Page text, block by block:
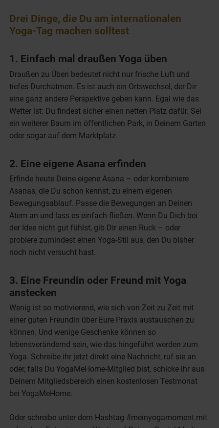
Drei Dinge, die Du am internationalen
Yoga-Tag machen solltest
1. Einfach mal draußen Yoga üben
Draußen zu Üben bedeutet nicht nur frische Luft und
tiefes Durchatmen. Es ist auch ein Ortswechsel, der Dir
eine ganz andere Perspektive geben kann. Egal wie das
Wetter ist: Du findest sicher einen netten Platz dafür. Sei
ein weiterer Baum im öffentlichen Park, in Deinem Garten
oder sogar auf dem Marktplatz.
2. Eine eigene Asana erfinden
Erfinde heute Deine eigene Asana – oder kombiniere
Asanas, die Du schon kennst, zu einem eigenen
Bewegungsablauf. Passe die Bewegungen an Deinen
Atem an und lass es einfach fließen. Wenn Du Dich bei
der Idee nicht gut fühlst, gib Dir einen Ruck – oder
probiere zumindest einen Yoga-Stil aus, den Du bisher
noch nicht versucht hast.
3. Eine Freundin oder Freund mit Yoga
anstecken
Wenig ist so motivierend, wie sich von Zeit zu Zeit mit
einer guten Freundin über Eure Praxis austauschen zu
können. Und wenige Geschenke können so
lebensverändernd sein, wie das hingeführt werden zum
Yoga. Schreibe ihr jetzt direkt eine Nachricht, ruf sie an
oder, falls Du YogaMeHome-Mitglied bist, schicke ihr aus
Deinem Mitgliedsbereich einen kostenlosen Testmonat
bei YogaMeHome.
Oder schreibe unter dem Hashtag #meinyogamoment mit